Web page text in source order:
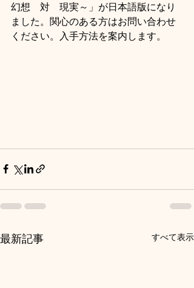
幻想　対　現実～」が日本語版になり
ました。関心のある方はお問い合わせ
ください。入手方法を案内します。
最新記事 すべて表示